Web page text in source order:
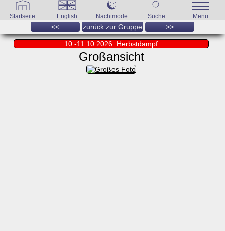
Startseite English Nachtmode Suche Menü
<< zurück zur Gruppe >>
10.-11.10.2026: Herbstdampf
Großansicht